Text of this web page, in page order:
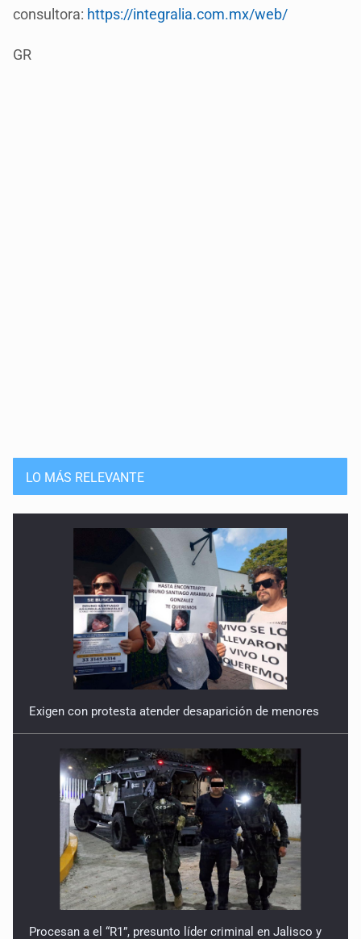
consultora: https://integralia.com.mx/web/
GR
LO MÁS RELEVANTE
Exigen con protesta atender desaparición de menores
Procesan a el “R1”, presunto líder criminal en Jalisco y